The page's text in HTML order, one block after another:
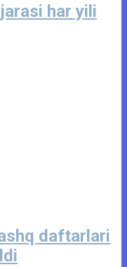
har yili
daftarlari